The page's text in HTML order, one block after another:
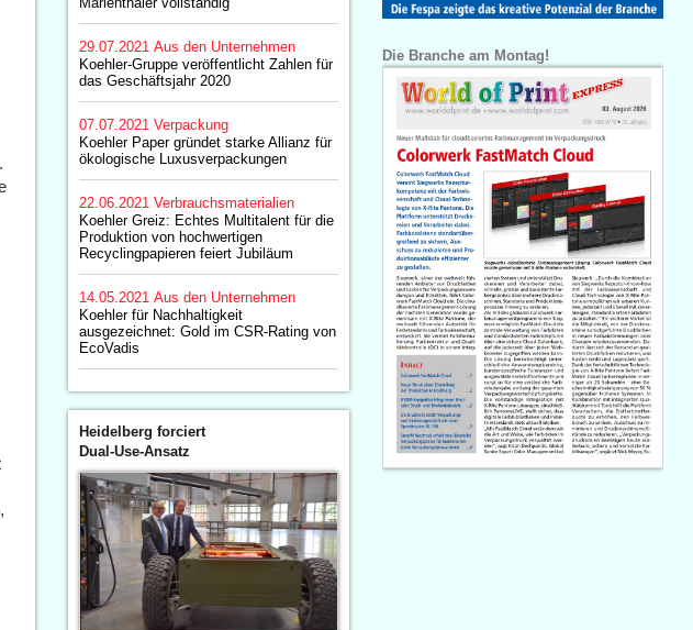
29.07.2021 Aus den Unternehmen
Koehler-Gruppe veröffentlicht Zahlen für
das Geschäftsjahr 2020
07.07.2021 Verpackung
Koehler Paper gründet starke Allianz für
ökologische Luxusverpackungen
22.06.2021 Verbrauchsmaterialien
Koehler Greiz: Echtes Multitalent für die
Produktion von hochwertigen
Recyclingpapieren feiert Jubiläum
14.05.2021 Aus den Unternehmen
Koehler für Nachhaltigkeit
ausgezeichnet: Gold im CSR-Rating von
EcoVadis
Heidelberg forciert
Dual-Use-Ansatz
Die Branche am Montag!